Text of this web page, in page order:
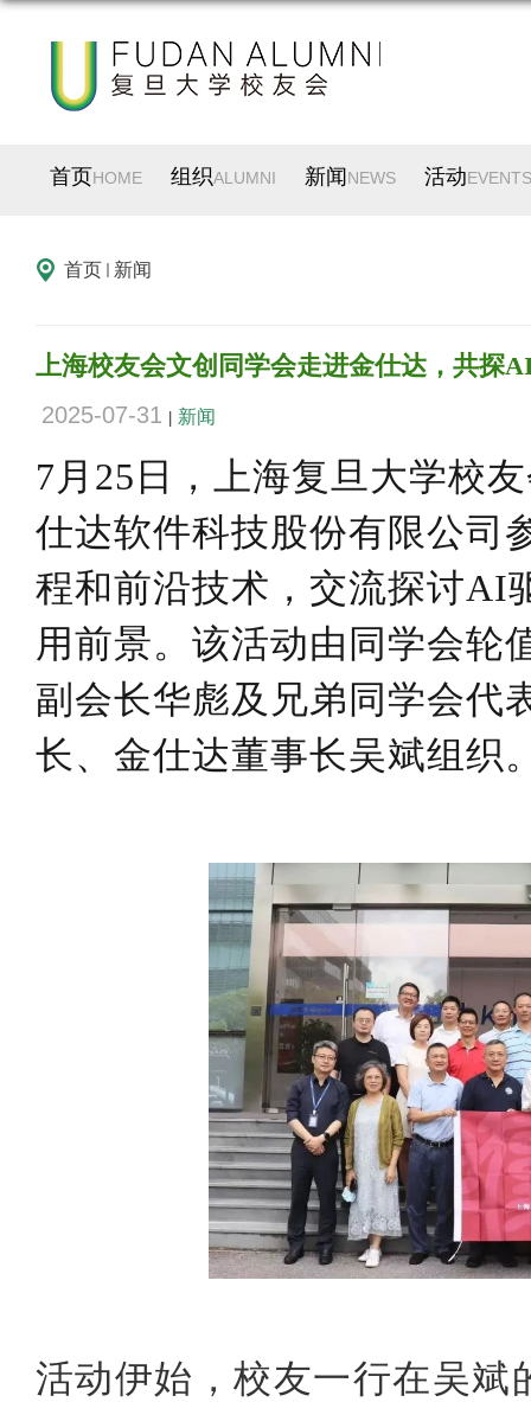
首页HOME 组织ALUMNI 新闻 NEWS 活动EVENTS
首页 新闻
上海校友会文创同学会走进金仕达，共探
2025-07-31 新闻
7 月 25 日，上海复旦大学校
仕达软件科技股份有限公司
程和前沿技术，交流探讨AI
用前景。该活动由同学会轮
副会长华彪及兄弟 同学会代
长、 金仕达董事长吴斌组织
活动伊始，校友一行在吴斌